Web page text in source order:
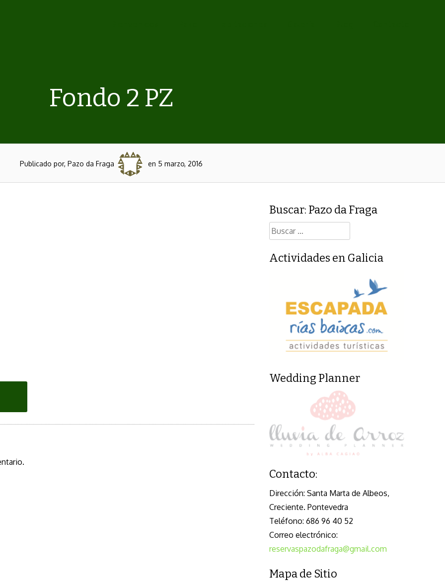
Fondo 2 PZ
Publicado por, Pazo da Fraga en 5 marzo, 2016
Buscar: Pazo da Fraga
Buscar:
Actividades en Galicia
Wedding Planner
Contacto:
Dirección: Santa Marta de Albeos,
Creciente. Pontevedra
Teléfono: 686 96 40 52
Correo electrónico:
reservaspazodafraga@gmail.com
Mapa de Sitio